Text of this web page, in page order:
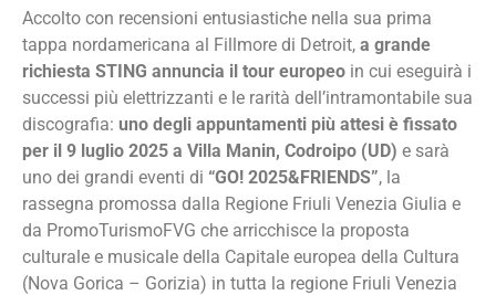
Accolto con recensioni entusiastiche nella sua prima
tappa nordamericana al Fillmore di Detroit, a grande
richiesta STING annuncia il tour europeo in cui eseguirà i
successi più elettrizzanti e le rarità dell’intramontabile sua
discografia: uno degli appuntamenti più attesi è fissato
per il 9 luglio 2025 a Villa Manin, Codroipo (UD) e sarà
uno dei grandi eventi di “GO! 2025&FRIENDS”, la
rassegna promossa dalla Regione Friuli Venezia Giulia e
da PromoTurismoFVG che arricchisce la proposta
culturale e musicale della Capitale europea della Cultura
(Nova Gorica – Gorizia) in tutta la regione Friuli Venezia